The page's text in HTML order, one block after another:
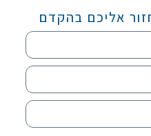
אליכם בהקדם